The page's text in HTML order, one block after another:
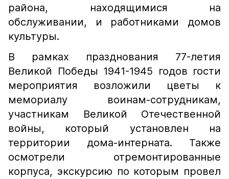
района, находящимися на
обслуживании, и работниками домов
культуры.
В рамках празднования 77-летия
Великой Победы 1941-1945 годов гости
мероприятия возложили цветы к
мемориалу воинам-сотрудникам,
участникам Великой Отечественной
войны, который установлен на
территории дома-интерната. Также
осмотрели отремонтированные
корпуса, экскурсию по которым провел